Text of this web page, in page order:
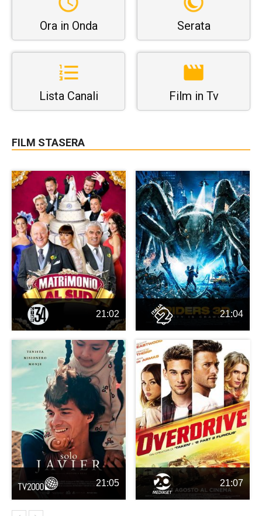
Ora in Onda Serata
Lista Canali Film in Tv
FILM STASERA
21:02 21:04
21:05 21:07